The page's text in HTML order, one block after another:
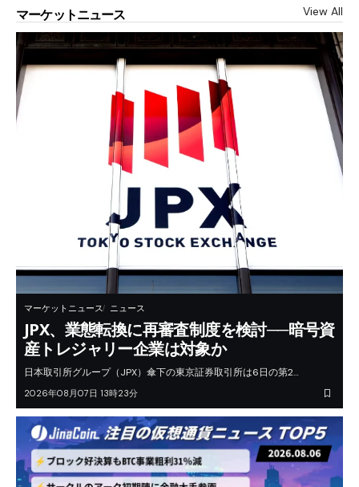
マーケットニュース View All
マーケットニュース ニュース
JPX、業態転換に再審査制度を検討──暗号資
産トレジャリー企業は対象か
日本取引所グループ（JPX）傘下の東京証券取引所は6日の第2…
2026年08月07日 13時23分